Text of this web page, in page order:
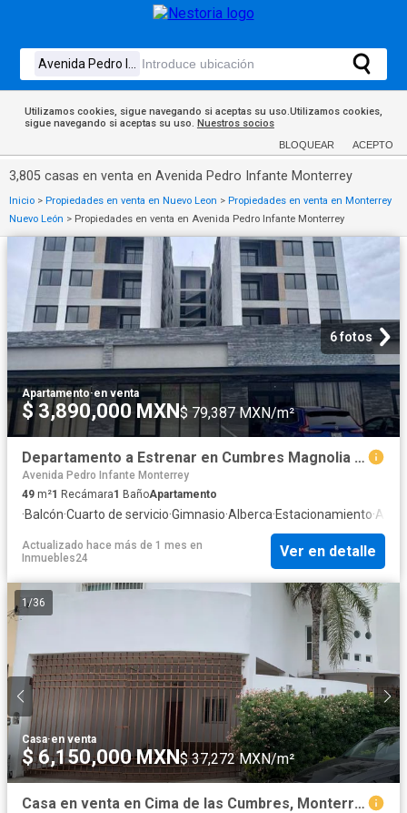
Utilizamos cookies, sigue navegando si aceptas su uso.Utilizamos cookies,
sigue navegando si aceptas su uso. Nuestros socios
BLOQUEAR ACEPTO
3,805 casas en venta en Avenida Pedro Infante Monterrey
Inicio > Propiedades en venta en Nuevo Leon > Propiedades en venta en Monterrey
Nuevo León > Propiedades en venta en Avenida Pedro Infante Monterrey
6 fotos
Apartamento·en venta
$ 3,890,000 MXN$ 79,387 MXN/m²
Departamento a Estrenar en Cumbres Magnolia – Torre Stella
Avenida Pedro Infante Monterrey
49 m²1 Recámara1 BañoApartamento
·Balcón·Cuarto de servicio·Gimnasio·Alberca·Estacionamiento·
Actualizado hace más de 1 mes en
Inmuebles24
Ver en detalle
1/36
Casa·en venta
$ 6,150,000 MXN$ 37,272 MXN/m²
Casa en venta en Cima de las Cumbres, Monterrey | Esquina, 4 recámaras y fraccionamiento privado